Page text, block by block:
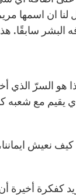
لنا ان اسمها
البشر سابقًا.
هو السرّ الذي
يقيم مع شعبه
كيف نعيش
كفكرة أخيرة